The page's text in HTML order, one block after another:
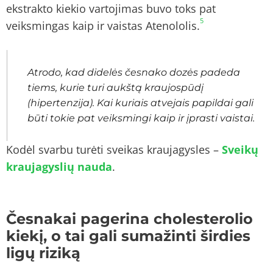
ekstrakto kiekio vartojimas buvo toks pat
veiksmingas kaip ir vaistas Atenololis.5
Atrodo, kad didelės česnako dozės padeda
tiems, kurie turi aukštą kraujospūdį
(hipertenzija). Kai kuriais atvejais papildai gali
būti tokie pat veiksmingi kaip ir įprasti vaistai.
Kodėl svarbu turėti sveikas kraujagysles – Sveikų
kraujagyslių nauda.
Česnakai pagerina cholesterolio
kiekį, o tai gali sumažinti širdies
ligų riziką